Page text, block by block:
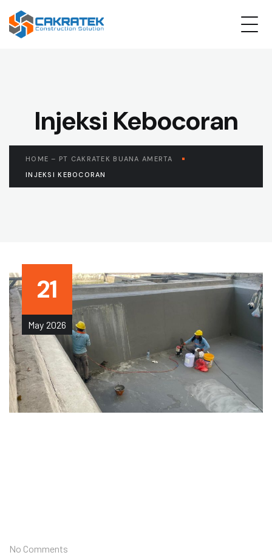
Injeksi Kebocoran
HOME – PT CAKRATEK BUANA AMERTA
INJEKSI KEBOCORAN
21
May 2026
No Comments